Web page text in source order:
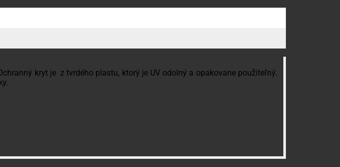
kryt je z tvrdého plastu, ktorý je UV odolný a opakovane použiteľný.